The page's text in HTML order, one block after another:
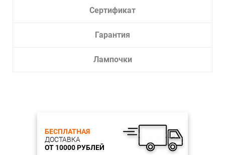
Сертификат
Гарантия
Лампочки
БЕСПЛАТНАЯ
ДОСТАВКА
ОТ 10000 РУБЛЕЙ